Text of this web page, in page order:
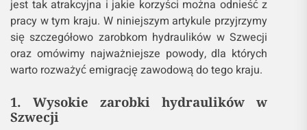
jest tak atrakcyjna i jakie korzyści można odnieść z
pracy w tym kraju. W niniejszym artykule przyjrzymy
się szczegółowo zarobkom hydraulików w Szwecji
oraz omówimy najważniejsze powody, dla których
warto rozważyć emigrację zawodową do tego kraju.
1. Wysokie zarobki hydraulików w
Szwecji